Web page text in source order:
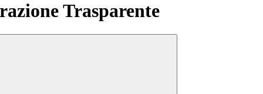
Trasparente